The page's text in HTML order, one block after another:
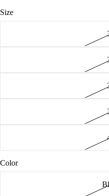
Size
Color